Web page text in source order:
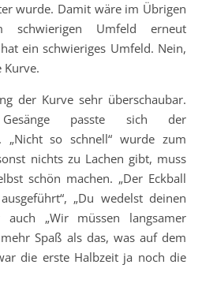
wurde. Damit wäre im Übrigen
Umfeld erneut
ein schwieriges Umfeld. Nein,
Kurve.
der Kurve sehr überschaubar.
passte sich der
„Nicht so schnell“ wurde zum
nichts zu Lachen gibt, muss
schön machen. „Der Eckball
„Du wedelst deinen
„Wir müssen langsamer
Spaß als das, was auf dem
die erste Halbzeit ja noch die